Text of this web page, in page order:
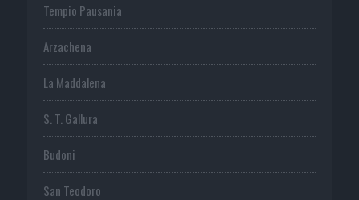
Tempio Pausania
Arzachena
La Maddalena
S. T. Gallura
Budoni
San Teodoro